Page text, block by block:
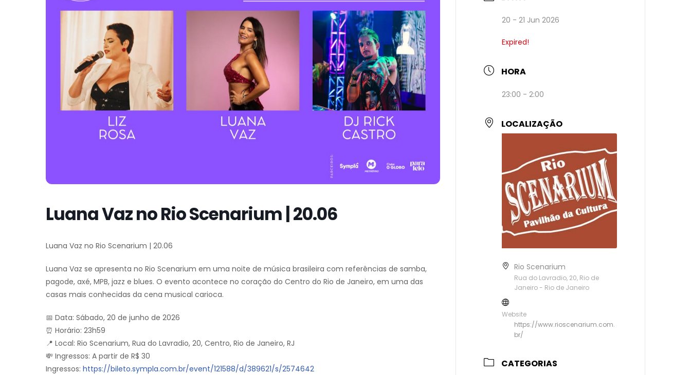
Luana Vaz no Rio Scenarium | 20.06
Luana Vaz no Rio Scenarium | 20.06
Luana Vaz se apresenta no Rio Scenarium em uma noite de música brasileira com referências de samba,
pagode, axé, MPB, jazz e blues. O evento acontece no coração do Centro do Rio de Janeiro, em uma das
casas mais conhecidas da cena musical carioca.
📅 Data: Sábado, 20 de junho de 2026
⏰ Horário: 23h59
📍 Local: Rio Scenarium, Rua do Lavradio, 20, Centro, Rio de Janeiro, RJ
💸 Ingressos: A partir de R$ 30
Ingressos: https://bileto.sympla.com.br/event/121588/d/389621/s/2574642
20 - 21 Jun 2026
Expired!
HORA
23:00 - 2:00
LOCALIZAÇÃO
Rio Scenarium
Rua do Lavradio, 20, Rio de
Janeiro - Rio de Janeiro
Website
https://www.rioscenarium.com.
br/
CATEGORIAS